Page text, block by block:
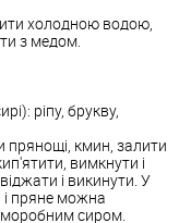
холодною водою,
з медом.
ріпу, брукву,
прянощі, кмин, залити
вимкнути і
і викинути. У
і пряне можна
сиром.